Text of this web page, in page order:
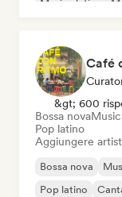
Musica latina
Café
&gt; 600
Bossa nova
Pop latino
Aggiungere
Bossa nova
Pop latino